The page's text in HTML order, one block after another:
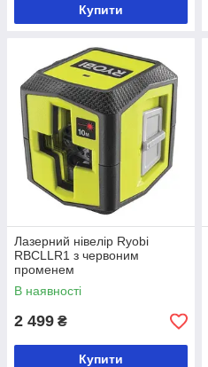
Купити
Лазерний нівелір Ryobi
RBCLLR1 з червоним
променем
В наявності
2 499 ₴
Купити